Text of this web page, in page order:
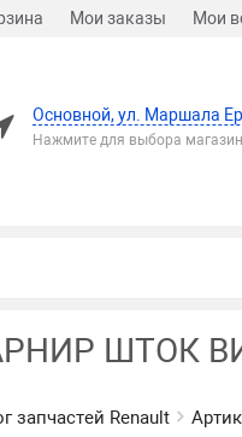
Мои заказы Мои
Основной, ул. Маршала
Нажмите для выбора
ШТОК
запчастей Renault